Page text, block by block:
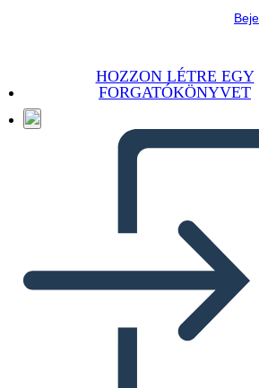
HOZZON LÉTRE EGY
FORGATÓKÖNYVET